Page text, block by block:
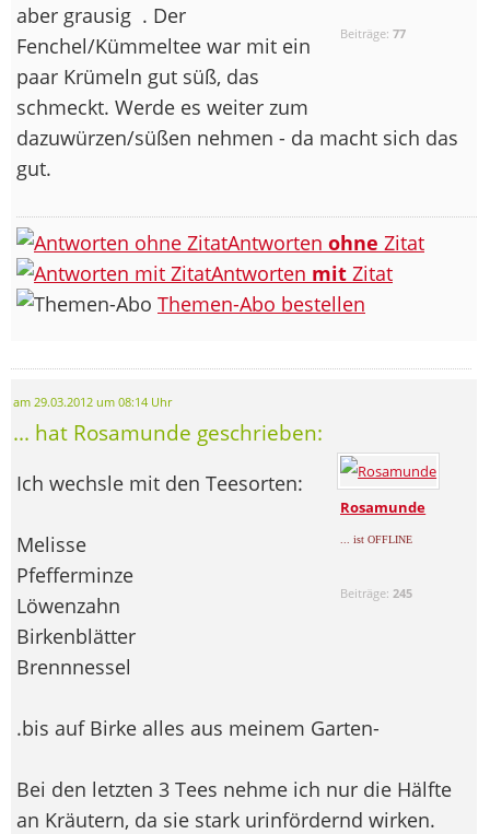
Beiträge:77
aber grausig . Der
Fenchel/Kümmeltee war mit ein
paar Krümeln gut süß, das
schmeckt. Werde es weiter zum
dazuwürzen/süßen nehmen - da macht sich das
gut.
Antworten ohne Zitat
Antworten mit Zitat
Themen-Abo bestellen
am 29.03.2012 um 08:14 Uhr
... hat Rosamunde geschrieben:
Rosamunde
... ist OFFLINE
Beiträge: 245
Ich wechsle mit den Teesorten:
Melisse
Pfefferminze
Löwenzahn
Birkenblätter
Brennnessel
.bis auf Birke alles aus meinem Garten-
Bei den letzten 3 Tees nehme ich nur die Hälfte
an Kräutern, da sie stark urinfördernd wirken.